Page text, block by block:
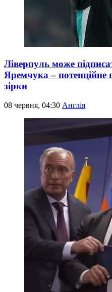
Ліверпуль може
Яремчука – потенційне
зірки
08 червня, 04:30 Англія